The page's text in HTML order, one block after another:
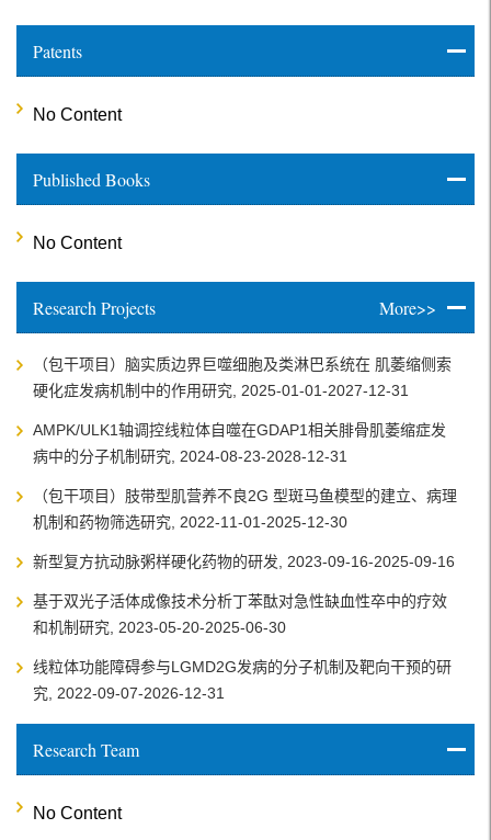
Patents
No Content
Published Books
No Content
Research Projects More>>
（包干项目）脑实质边界巨噬细胞及类淋巴系统在 肌萎缩侧索
硬化症发病机制中的作用研究, 2025-01-01-2027-12-31
AMPK/ULK1轴调控线粒体自噬在GDAP1相关腓骨肌萎缩症发
病中的分子机制研究, 2024-08-23-2028-12-31
（包干项目）肢带型肌营养不良2G 型斑马鱼模型的建立、病理
机制和药物筛选研究, 2022-11-01-2025-12-30
新型复方抗动脉粥样硬化药物的研发, 2023-09-16-2025-09-16
基于双光子活体成像技术分析丁苯酞对急性缺血性卒中的疗效
和机制研究, 2023-05-20-2025-06-30
线粒体功能障碍参与LGMD2G发病的分子机制及靶向干预的研
究, 2022-09-07-2026-12-31
Research Team
No Content